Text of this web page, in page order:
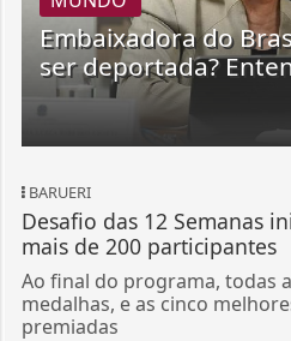
Embaixadora do
ser deportada?
BARUERI
Desafio das 12 Semanas
mais de 200 participantes
Ao final do programa, todas
medalhas, e as cinco
premiadas